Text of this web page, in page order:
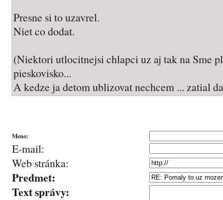
Presne si to uzavrel.
Niet co dodat.
(Niektori utlocitnejsi chlapci uz aj tak na Sme
pieskovisko...
A kedze ja detom ublizovat nechcem ... zatial
Meno:
E-mail:
Web stránka:
Predmet:
Text správy: